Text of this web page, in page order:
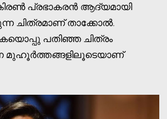
പ്രഭാകരന്‍ ആദ്യമായി
ചിത്രമാണ് താക്കോല്‍.
പതിഞ്ഞ ചിത്രം
മുഹൂര്‍ത്തങ്ങളിലൂടെയാണ്